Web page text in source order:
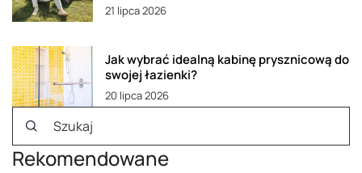
21 lipca 2026
Jak wybrać idealną kabinę prysznicową do
swojej łazienki?
20 lipca 2026
Rekomendowane